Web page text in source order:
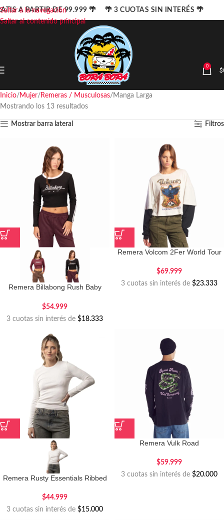
Saltar a la navegación
Saltar al contenido principal
0 $
Inicio Mujer Remeras / Musculosas Manga Larga
Mostrando los 13 resultados
Mostrar barra lateral Filtros
Remera Billabong Rush Baby
$54.999
3 cuotas sin interés de $18.333
Remera Volcom 2Fer World Tour
$69.999
3 cuotas sin interés de $23.333
Remera Rusty Essentials Ribbed
$44.999
3 cuotas sin interés de $15.000
Remera Vulk Road
$59.999
3 cuotas sin interés de $20.000
A PARTIR DE 99.999 🌴 🌴 3 CUOTAS SIN INTERÉS 🌴